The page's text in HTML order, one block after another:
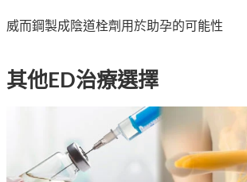
威而鋼製成陰道栓劑用於助孕的可能性
其他ED治療選擇